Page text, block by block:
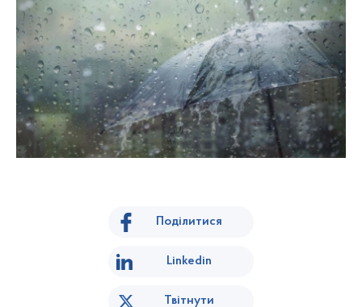
Поділитися
Linkedin
Твітнути